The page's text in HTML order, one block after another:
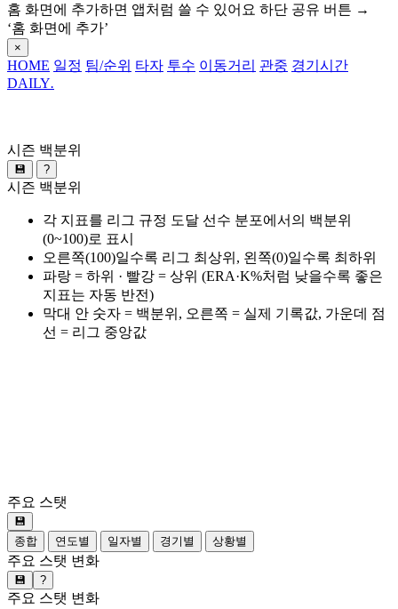
홈 화면에 추가하면 앱처럼 쓸 수 있어요 하단 공유 버튼 →
‘홈 화면에 추가’
×
HOME 일정 팀/순위 타자 투수 이동거리 관중 경기시간
DAILY.
시즌 백분위
💾 ?
시즌 백분위
각 지표를 리그 규정 도달 선수 분포에서의 백분위
(0~100)로 표시
오른쪽(100)일수록 리그 최상위, 왼쪽(0)일수록 최하위
파랑 = 하위 · 빨강 = 상위 (ERA·K%처럼 낮을수록 좋은
지표는 자동 반전)
막대 안 숫자 = 백분위, 오른쪽 = 실제 기록값, 가운데 점
선 = 리그 중앙값
주요 스탯
💾
종합
연도별 일자별 경기별 상황별
주요 스탯 변화
💾 ?
주요 스탯 변화